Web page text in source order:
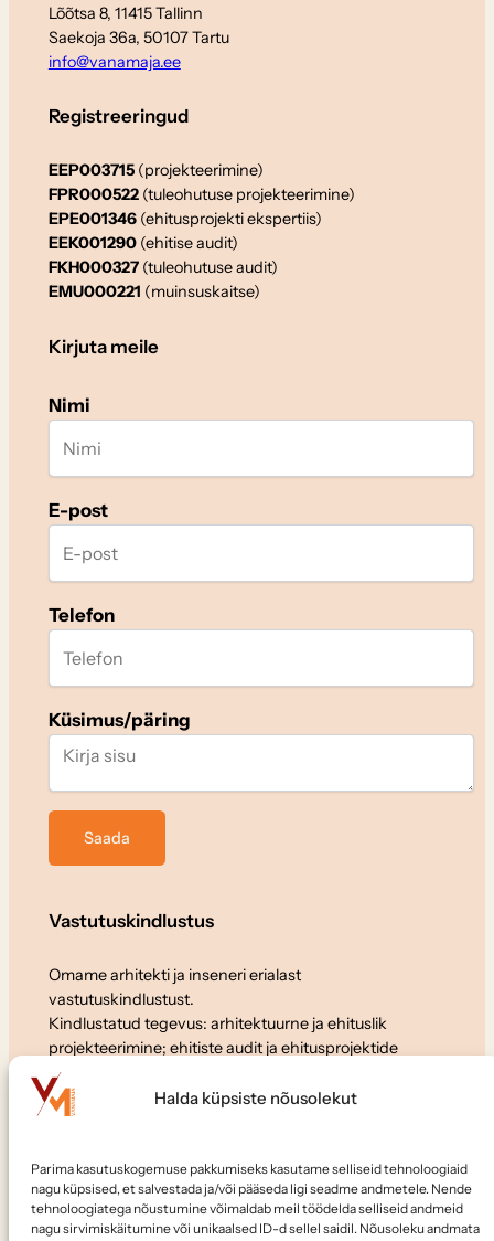
Halda küpsiste nõusolekut
Parima kasutuskogemuse pakkumiseks kasutame selliseid tehnoloogiaid
nagu küpsised, et salvestada ja/või pääseda ligi seadme andmetele. Nende
tehnoloogiatega nõustumine võimaldab meil töödelda selliseid andmeid
nagu sirvimiskäitumine või unikaalsed ID-d sellel saidil. Nõusoleku andmata
Lõõtsa 8, 11415 Tallinn
Saekoja 36a, 50107 Tartu
info@vanamaja.ee
Registreeringud
EEP003715 (projekteerimine)
FPR000522 (tuleohutuse projekteerimine)
EPE001346 (ehitusprojekti ekspertiis)
EEK001290(ehitise audit)
FKH000327 (tuleohutuse audit)
EMU000221 (muinsuskaitse)
Kirjuta meile
Nimi
E-post
Telefon
Küsimus/päring
Vastutuskindlustus
Omame arhitekti ja inseneri erialast
vastutuskindlustust.
Kindlustatud tegevus: arhitektuurne ja ehituslik
projekteerimine; ehitiste audit ja ehitusprojektide
ekspertiis.
Soovid meiega koostööd teha või meile tööle tulla?
Kirjuta:elvo@vanamaja.ee